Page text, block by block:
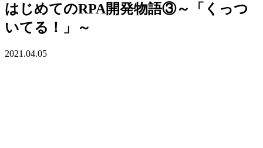
はじめてのRPA開発物語③～「くっつ
いてる！」～
2021.04.05